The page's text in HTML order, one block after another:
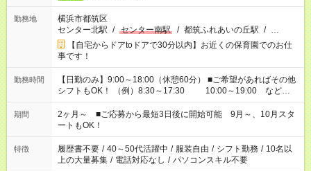
勤務地
横浜市都筑区
センター北駅 / センター南駅 / 都筑ふれあいの丘駅 / …
【自宅からドアtoドアで30分以内】お近くの保育園でのお仕
事です！
勤務時間
【日勤のみ】9:00～18:00（休憩60分） ■ご希望があればその他
シフトもOK！ （例）8:30～17:30 10:00～19:00 など
「家族とお休みを合わせたい」 「余裕を持って夕飯の準備がし
たい」 「できれば残業はしたくない」 など、ご希望があれば教
えてくださいね。 ※Wワーク希望の方へ 今ご覧のお仕事で希望
する勤務時間と、もう1つのお仕事の勤務時間。 合計で週40時
間を超える場合は応募できません
期間
2ヶ月～ ■ご応募から最短3日後に開始可能 9月～、10月スタ
ートもOK！
特徴 履歴書不要 / 40～50代活躍中 / 服装自由 / シフト勤務 / 10名以
上の大量募集 / 電話対応なし / パソコンスキル不要